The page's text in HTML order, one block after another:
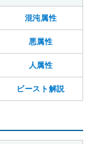
混沌属性
悪属性
人属性
ビースト解説